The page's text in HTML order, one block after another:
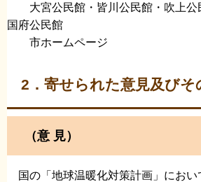
大宮公民館・皆川公民館・吹上公
国府公民館
市ホームページ
2．寄せられた意見及びそ
（意 見）
国の「地球温暖化対策計画」におい